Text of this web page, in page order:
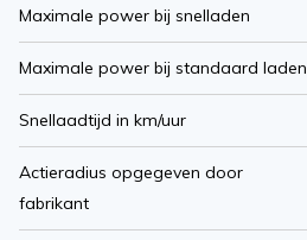
Maximale power bij snelladen
Maximale power bij standaard laden
Snellaadtijd in km/uur
Actieradius opgegeven door
fabrikant